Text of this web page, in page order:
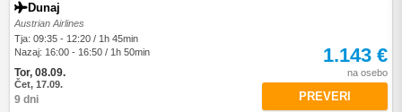
Dunaj
Austrian Airlines
Tja: 09:35 - 12:20 / 1h 45min
Nazaj: 16:00 - 16:50 / 1h 50min
Tor, 08.09.
Čet, 17.09.
9 dni
1.143 €
na osebo
PREVERI